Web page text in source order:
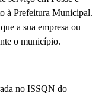
à Prefeitura Municipal.
a sua empresa ou
o município.
no ISSQN do